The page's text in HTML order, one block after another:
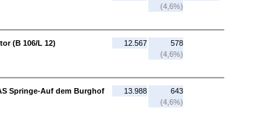
(4,6%)
(B 106/L 12)
12.567
578
(4,6%)
Springe-Auf dem Burghof
13.988
643
(4,6%)